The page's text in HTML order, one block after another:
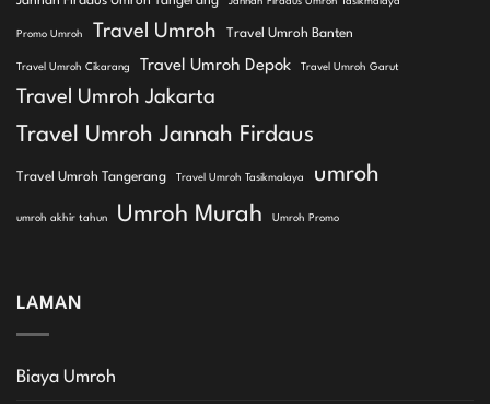
Promo Umroh Travel Umroh Travel Umroh Banten
Travel Umroh Cikarang Travel Umroh Depok Travel Umroh Garut
Travel Umroh Jakarta
Travel Umroh Jannah Firdaus
Travel Umroh Tangerang Travel Umroh Tasikmalaya umroh
umroh akhir tahun Umroh Murah Umroh Promo
LAMAN
Biaya Umroh